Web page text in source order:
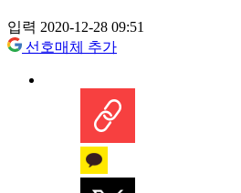
입력 2020-12-28 09:51
선호매체 추가